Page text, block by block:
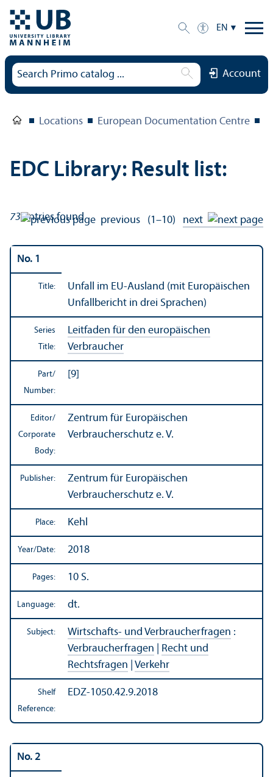
EN
Account
Locations European Documentation Centre
EDC Library: Result list:
73entries found previous (1–10) next
No. 1
Title:
Unfall im EU-Ausland (mit Europäischen
Unfallbericht in drei Sprachen)
Series
Title:
Leitfaden für den europäischen
Verbraucher
Part/
Number:
[9]
Editor/
Corporate
Body:
Zentrum für Europäischen
Verbraucherschutz e. V.
Publisher:
Zentrum für Europäischen
Verbraucherschutz e. V.
Place: Kehl
Year/Date: 2018
Pages: 10 S.
Language: dt.
Subject: Wirtschafts- und Verbraucherfragen :
Verbraucherfragen
Recht und
Rechtsfragen
Verkehr
Shelf
Reference:
EDZ-1050.42.9.2018
No. 2